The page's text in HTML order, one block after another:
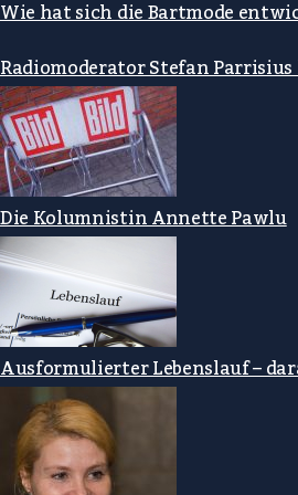
Wie hat sich die Bartmode
Radiomoderator Stefan
Die Kolumnistin Annette Pawlu
Ausformulierter Lebenslauf –